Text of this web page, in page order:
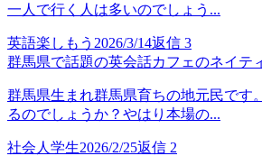
一人で行く人は多いのでしょう...
英語楽しもう 2026/3/14返信 3
群馬県で話題の英会話カフェのネイテ
群馬県生まれ群馬県育ちの地元民です
るのでしょうか？やはり本場の...
社会人学生2026/2/25返信 2